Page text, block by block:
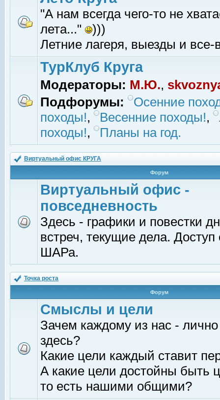
"А нам всегда чего-то не
лета..."
)))
Летние лагеря, выезды и все-
ТурКлуб Круга
Модераторы: М.Ю.,
Подфорумы:
Осенние
походы!, Весенние походы!,
походы!, Планы на год.
Виртуальный офис КРУГА
Форум
Виртуальный офис -
повседневность
Здесь - графики и повестки
встреч, текущие дела.
ШАРа.
Точка роста
Форум
Смыслы и цели
Зачем каждому из нас -
здесь?
Какие цели каждый ставит
А какие цели достойны быть
то есть нашими общими?